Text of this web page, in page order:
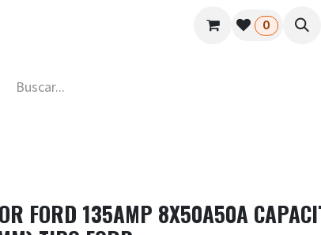
Usuario 0
FORD 135AMP 8X50A50A